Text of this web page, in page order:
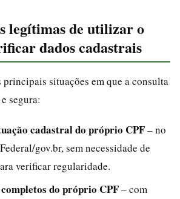
legítimas de utilizar o
dados cadastrais
situações em que a consulta
segura:
cadastral do próprio CPF– no
gov.br, sem necessidade de
verificar regularidade.
do próprio CPF– com